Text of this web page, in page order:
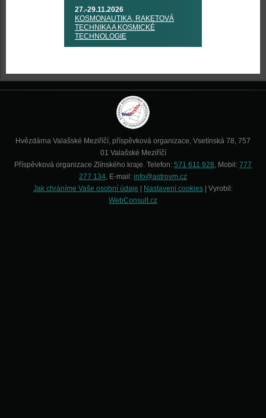
27.-29.11.2026
KOSMONAUTIKA, RAKETOVÁ
TECHNIKA A KOSMICKÉ
TECHNOLOGIE
Hvězdárna Valašské Meziříčí, příspěvková organizace, Vsetínská 78, 757
01 Valašské Meziříčí
Příspěvková organizace Zlínského kraje. Telefon: 571 611 928, Mobil: 777
277 134, E-mail: info@astrovm.cz
Jak chráníme Vaše osobní údaje
Nastavení cookies | Vyrobil:
WebConsult.cz